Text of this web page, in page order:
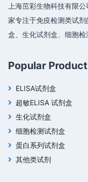
上海茁彩生物科技有限
家专注于免疫检测类试
盒、生化试剂盒、细胞检
Popular
ELISA试剂盒
超敏ELISA 试剂盒
生化试剂盒
细胞检测试剂盒
蛋白系列试剂盒
其他类试剂